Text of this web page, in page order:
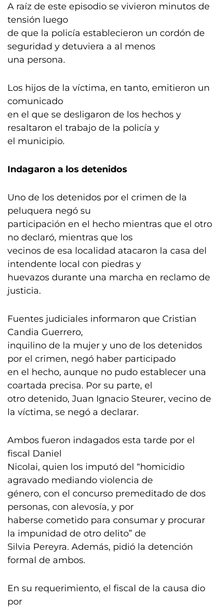
A raíz de este episodio se vivieron minutos de
tensión luego
de que la policía establecieron un cordón de
seguridad y detuviera a al menos
una persona.
Los hijos de la víctima, en tanto, emitieron un
comunicado
en el que se desligaron de los hechos y
resaltaron el trabajo de la policía y
el municipio.
Indagaron a los detenidos
Uno de los detenidos por el crimen de la
peluquera negó su
participación en el hecho mientras que el otro
no declaró, mientras que los
vecinos de esa localidad atacaron la casa del
intendente local con piedras y
huevazos durante una marcha en reclamo de
justicia.
Fuentes judiciales informaron que Cristian
Candia Guerrero,
inquilino de la mujer y uno de los detenidos
por el crimen, negó haber participado
en el hecho, aunque no pudo establecer una
coartada precisa. Por su parte, el
otro detenido, Juan Ignacio Steurer, vecino de
la víctima, se negó a declarar.
Ambos fueron indagados esta tarde por el
fiscal Daniel
Nicolai, quien los imputó del “homicidio
agravado mediando violencia de
género, con el concurso premeditado de dos
personas, con alevosía, y por
haberse cometido para consumar y procurar
la impunidad de otro delito” de
Silvia Pereyra. Además, pidió la detención
formal de ambos.
En su requerimiento, el fiscal de la causa dio
por